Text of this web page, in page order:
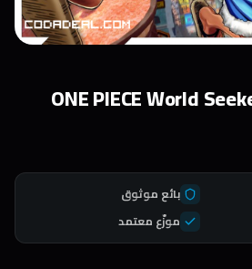
ONE PIECE World
بائع موثوق
موزّع معتمد